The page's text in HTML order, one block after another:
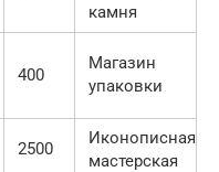
камня
400
Магазин
упаковки
2500
Иконописная
мастерская